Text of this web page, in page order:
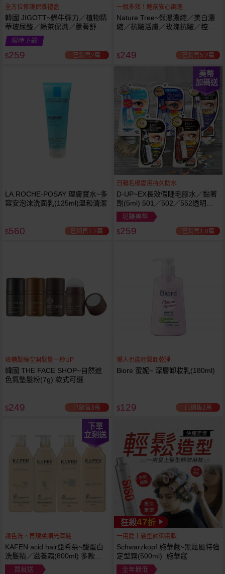
全方位修護保養禮盒
韓國 JIGOTT~蝸牛彈力／植物精
華玻尿酸／綠茶保濕／蘆薈舒緩
修復 禮盒(5件組) 款式可選 化妝
水+乳液+面霜
限時下殺
$259 已銷售2萬
一瓶多效！睡前安心調理
Nature Tree~保濕濃縮／美白濃
縮／抗皺活膚／玫瑰抗皺／控油
$249 已銷售5.2萬
LA ROCHE-POSAY 理膚寶水~多
容安泡沫洗面乳(125ml)溫和清潔
$560 已銷售1.2萬
美幣
加碼送
日雜名模愛用持久防水
D-UP~EX長效假睫毛膠水／黏著
劑(5ml) 501／502／552透明／
553黑色／554咖啡色 款式可選
現賺美幣
$259 已銷售1.8萬
填補髮絲空洞髮量一秒UP
韓國 THE FACE SHOP~自然遮
色氣墊髮粉(7g) 款式可選
$249 已銷售3萬
懶人也能輕鬆卸乾淨
Biore 蜜妮~ 深層卸妝乳(180ml)
$129 已銷售2萬
下單
立刻送
護色洗，再現柔順光澤髮
KAFEN acid hair亞希朵~酸蛋白
洗髮精／滋養霜(800ml) 多款可
選
買就送
狂殺47折
一用愛上髮型師御用款
Schwarzkopf 施華蔻~黑炫風特強
定型霧(500ml) 施華寇
全年最低